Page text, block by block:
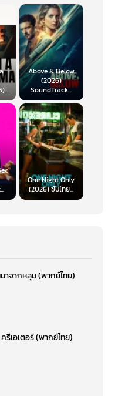
Above & Below
(2026)
SoundTrack...
One Night Only
(2026) ซับไทย...
จากหลุม (พากย์ไทย)
รีเอเตอร์ (พากย์ไทย)